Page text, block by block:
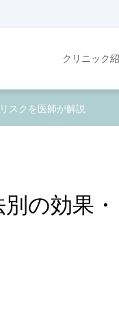
クリニック
スクを医師が解説
の効果・